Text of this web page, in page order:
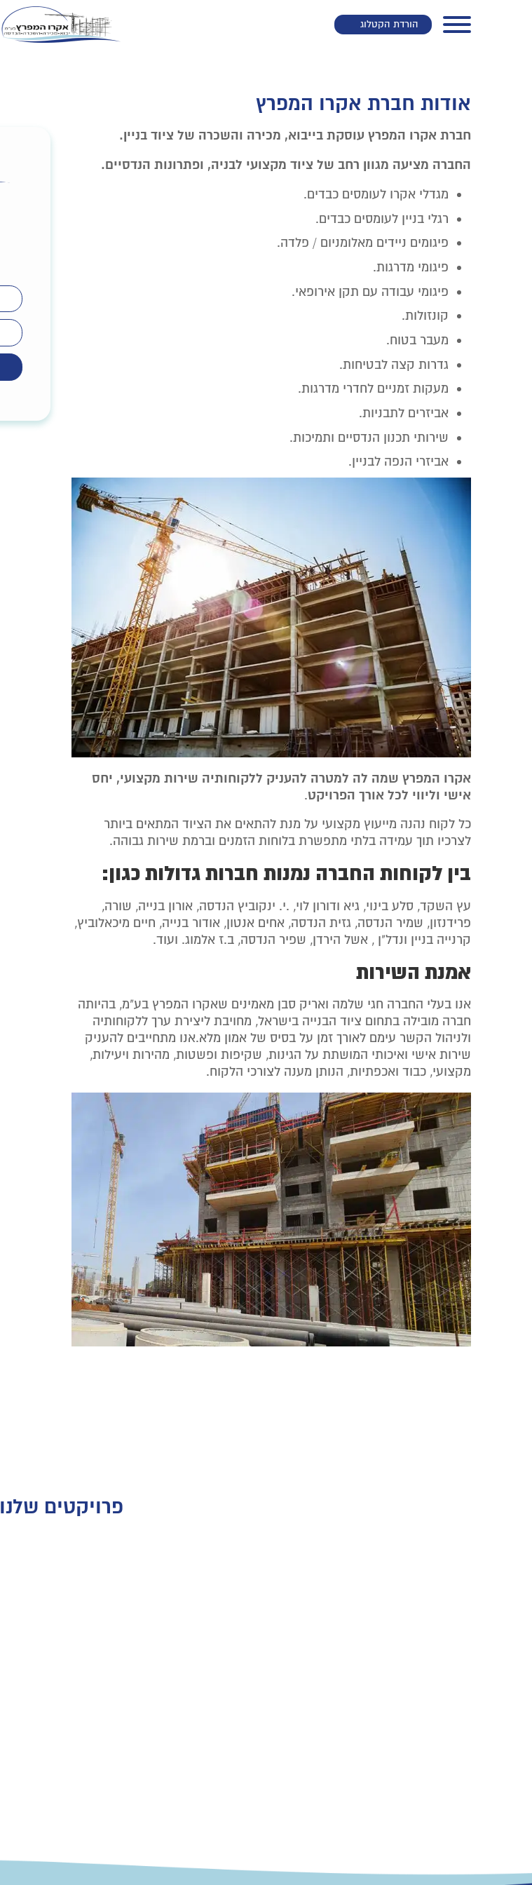
הורדת הקטלוג
אודות חברת אקרו המפרץ
חברת אקרו המפרץ עוסקת בייבוא, מכירה והשכרה של ציוד בניין.
החברה מציעה מגוון רחב של ציוד מקצועי לבניה, ופתרונות הנדסיים.
מגדלי אקרו לעומסים כבדים.
רגלי בניין לעומסים כבדים.
פיגומים ניידים מאלומניום / פלדה.
פיגומי מדרגות.
פיגומי עבודה עם תקן אירופאי.
קונזולות.
מעבר בטוח.
גדרות קצה לבטיחות.
מעקות זמניים לחדרי מדרגות.
אביזרים לתבניות.
שירותי תכנון הנדסיים ותמיכות.
אביזרי הנפה לבניין.
אקרו המפרץ שמה לה למטרה להעניק ללקוחותיה שירות מקצועי, יחס
אישי וליווי לכל אורך הפרויקט.
כל לקוח נהנה מייעוץ מקצועי על מנת להתאים את הציוד המתאים ביותר
לצרכיו תוך עמידה בלתי מתפשרת בלוחות הזמנים וברמת שירות גבוהה.
בין לקוחות החברה נמנות חברות גדולות כגון:
עץ השקד, סלע בינוי, גיא ודורון לוי, .י. ינקוביץ הנדסה, אורון בנייה, שורה,
פרידנזון, שמיר הנדסה, גזית הנדסה, אחים אנטון, אודור בנייה, חיים מיכאלוביץ,
קרנייה בניין ונדל"ן , אשל הירדן, שפיר הנדסה, ב.ז אלמוג. ועוד.
אמנת השירות
אנו בעלי החברה חגי שלמה ואריק סבן מאמינים שאקרו המפרץ בע"מ, בהיותה
חברה מובילה בתחום ציוד הבנייה בישראל, מחויבת ליצירת ערך ללקוחותיה
ולניהול הקשר עימם לאורך זמן על בסיס של אמון מלא.אנו מתחייבים להעניק
שירות אישי ואיכותי המושתת על הגינות, שקיפות ופשטות, מהירות ויעילות,
מקצועי, כבוד ואכפתיות, הנותן מענה לצורכי הלקוח.
פרויקטים שלנו